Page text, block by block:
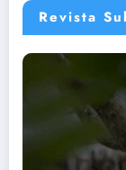
Revista